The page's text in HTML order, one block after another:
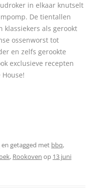
in elkaar knutselt
De tientallen
klassiekers als gerookt
ossenworst tot
en zelfs gerookte
exclusieve recepten
House!
en getagged met bbq,
, Rookoven op 13 juni